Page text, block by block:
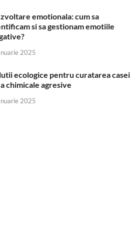
emotionala: cum sa
si sa gestionam emotiile
2025
ecologice pentru curatarea casei
chimicale agresive
2025